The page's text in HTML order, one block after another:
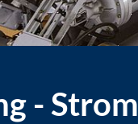
- Strom